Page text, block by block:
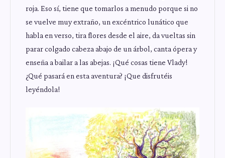
roja. Eso sí, tiene que tomarlos a menudo porque si no
se vuelve muy extraño, un excéntrico lunático que
habla en verso, tira flores desde el aire, da vueltas sin
parar colgado cabeza abajo de un árbol, canta ópera y
enseña a bailar a las abejas. ¡Qué cosas tiene Vlady!
¿Qué pasará en esta aventura? ¡Que disfrutéis
leyéndola!